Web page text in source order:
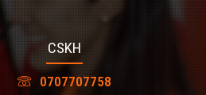
CSKH
0707707758